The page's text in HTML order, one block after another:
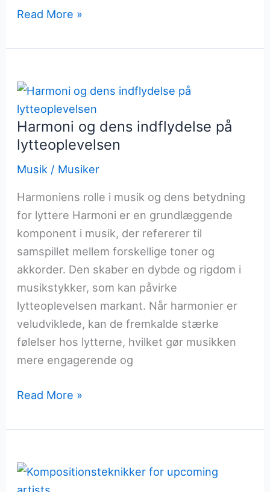
Musik
dens
for
mennesket
Read More »
Harmoni og dens indflydelse på
lytteoplevelsen
Musik / Musiker
Harmoniens rolle i musik og dens betydning
for lyttere Harmoni er en grundlæggende
komponent i musik, der refererer til
samspillet mellem forskellige toner og
akkorder. Den skaber en dybde og rigdom i
musikstykker, som kan påvirke
lytteoplevelsen markant. Når harmonier er
veludviklede, kan de fremkalde stærke
følelser hos lytterne, hvilket gør musikken
mere engagerende og
Harmoni
dens
på
lytteoplevelsen
Read More »